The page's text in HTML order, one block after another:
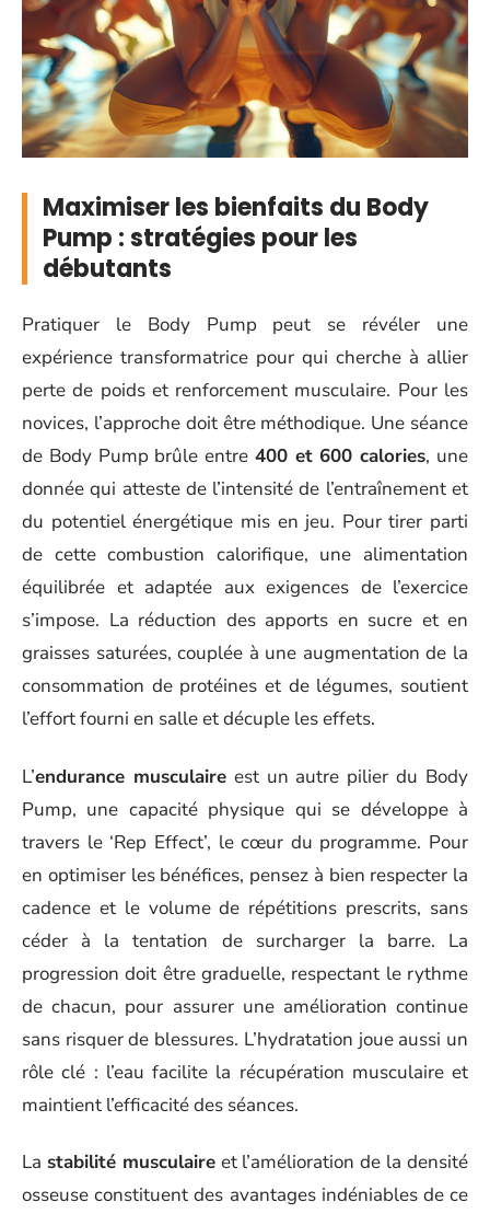
Maximiser les bienfaits du Body
Pump : stratégies pour les
débutants
Pratiquer le Body Pump peut se révéler une
expérience transformatrice pour qui cherche à allier
perte de poids et renforcement musculaire. Pour les
novices, l’approche doit être méthodique. Une séance
de Body Pump brûle entre 400 et 600 calories, une
donnée qui atteste de l’intensité de l’entraînement et
du potentiel énergétique mis en jeu. Pour tirer parti
de cette combustion calorifique, une alimentation
équilibrée et adaptée aux exigences de l’exercice
s’impose. La réduction des apports en sucre et en
graisses saturées, couplée à une augmentation de la
consommation de protéines et de légumes, soutient
l’effort fourni en salle et décuple les effets.
L’endurance musculaireest un autre pilier du Body
Pump, une capacité physique qui se développe à
travers le ‘Rep Effect’, le cœur du programme. Pour
en optimiser les bénéfices, pensez à bien respecter la
cadence et le volume de répétitions prescrits, sans
céder à la tentation de surcharger la barre. La
progression doit être graduelle, respectant le rythme
de chacun, pour assurer une amélioration continue
sans risquer de blessures. L’hydratation joue aussi un
rôle clé : l’eau facilite la récupération musculaire et
maintient l’efficacité des séances.
La stabilité musculaireet l’amélioration de la densité
osseuse constituent des avantages indéniables de ce